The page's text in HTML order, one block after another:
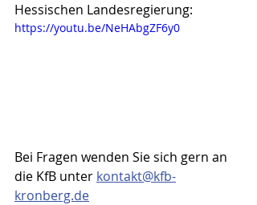
Hessischen Landesregierung:
https://youtu.be/NeHAbgZF6y0
Bei Fragen wenden Sie sich gern an
die KfB unter kontakt@kfb-
kronberg.de